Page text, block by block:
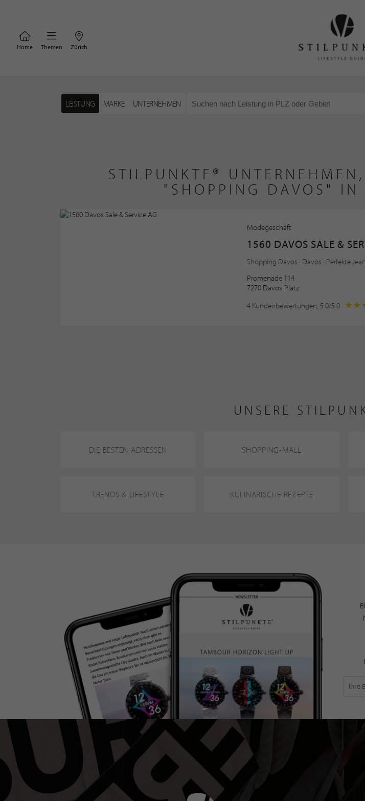
Home Themen Zürich
LEISTUNG MARKE UNTERNEHMEN
STILPUNKTE®
"SHOPPING DAVOS" IN
Modegeschäft
1560 DAVOS SALE &
Shopping Davos · Davos · Perfekte
Promenade 114
7270 Davos-Platz
4 Kundenbewertungen, 5.0/5.0
UNSERE
DIE BESTEN ADRESSEN SHOPPING-MALL
TRENDS & LIFESTYLE KULINARISCHE REZEPTE